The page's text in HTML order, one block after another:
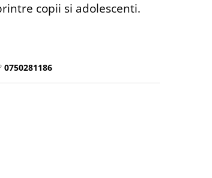
copii si adolescenti.
0750281186